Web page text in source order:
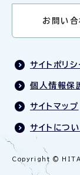
お問い合
サイトポリシ
個人情報保
サイトマップ
サイトにつ
Copyright ©